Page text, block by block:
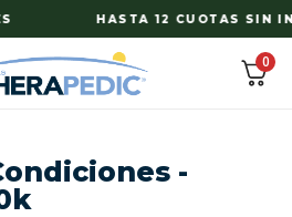
HASTA 12 CUOTAS SIN
0
-